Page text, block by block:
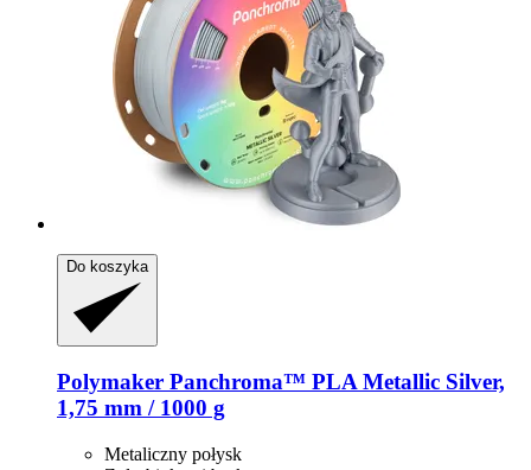
Do koszyka
Polymaker Panchroma™ PLA Metallic Silver,
1,75 mm / 1000 g
Metaliczny połysk